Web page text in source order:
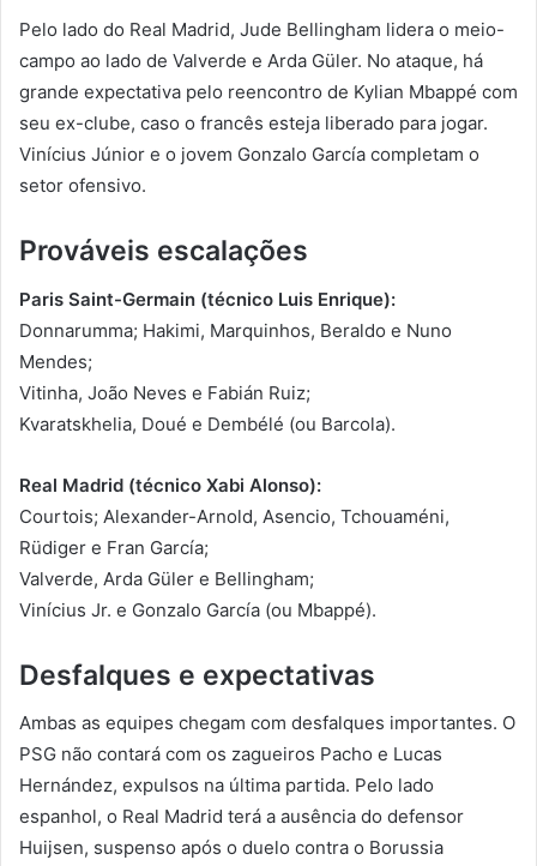
Pelo lado do Real Madrid, Jude Bellingham lidera o meio-
campo ao lado de Valverde e Arda Güler. No ataque, há
grande expectativa pelo reencontro de Kylian Mbappé com
seu ex-clube, caso o francês esteja liberado para jogar.
Vinícius Júnior e o jovem Gonzalo García completam o
setor ofensivo.
Prováveis escalações
Paris Saint-Germain (técnico Luis Enrique):
Donnarumma; Hakimi, Marquinhos, Beraldo e Nuno
Mendes;
Vitinha, João Neves e Fabián Ruiz;
Kvaratskhelia, Doué e Dembélé (ou Barcola).
Real Madrid (técnico Xabi Alonso):
Courtois; Alexander-Arnold, Asencio, Tchouaméni,
Rüdiger e Fran García;
Valverde, Arda Güler e Bellingham;
Vinícius Jr. e Gonzalo García (ou Mbappé).
Desfalques e expectativas
Ambas as equipes chegam com desfalques importantes. O
PSG não contará com os zagueiros Pacho e Lucas
Hernández, expulsos na última partida. Pelo lado
espanhol, o Real Madrid terá a ausência do defensor
Huijsen, suspenso após o duelo contra o Borussia